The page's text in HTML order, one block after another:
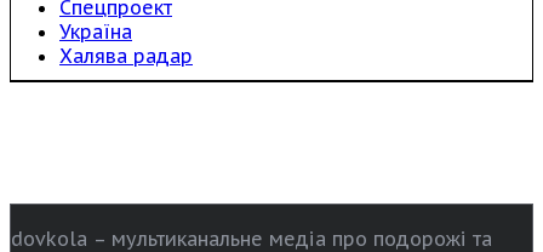
Спецпроект
Україна
Халява радар
dovkola – мультиканальне медіа про подорожі та